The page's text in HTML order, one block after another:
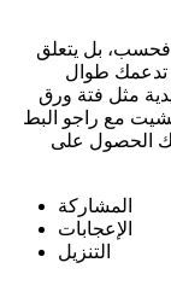
فحسب، بل يتعلق
تدعمك طوال
مثل فتة ورق
مع راجو البط
لك الحصول على
المشاركة
الإعجابات
التنزيل